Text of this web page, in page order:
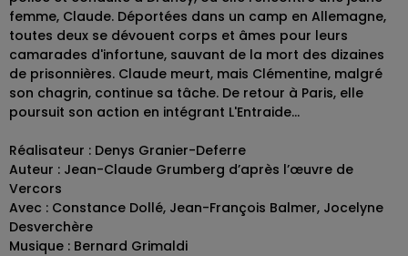
femme, Claude. Déportées dans un camp en Allemagne,
toutes deux se dévouent corps et âmes pour leurs
camarades d'infortune, sauvant de la mort des dizaines
de prisonnières. Claude meurt, mais Clémentine, malgré
son chagrin, continue sa tâche. De retour à Paris, elle
poursuit son action en intégrant L'Entraide...
Réalisateur : Denys Granier-Deferre
Auteur : Jean-Claude Grumberg d’après l’œuvre de
Vercors
Avec : Constance Dollé, Jean-François Balmer, Jocelyne
Desverchère
Musique : Bernard Grimaldi